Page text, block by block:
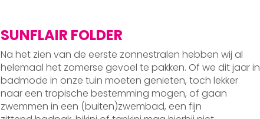
SUNFLAIR FOLDER
Na het zien van de eerste zonnestralen hebben wij al
helemaal het zomerse gevoel te pakken. Of we dit jaar in
badmode in onze tuin moeten genieten, toch lekker
naar een tropische bestemming mogen, of gaan
zwemmen in een (buiten)zwembad, een fijn